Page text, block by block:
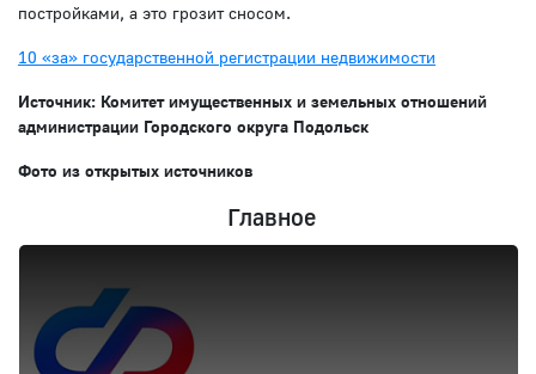
постройками, а это грозит сносом.
10 «за» государственной регистрации недвижимости
Источник: Комитет имущественных и земельных отношений
администрации Городского округа Подольск
Фото из открытых источников
Главное